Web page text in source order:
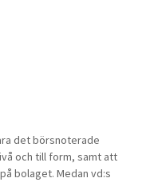
det börsnoterade
och till form, samt att
bolaget. Medan vd:s